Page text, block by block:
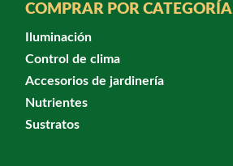
COMPRAR POR CATEGORÍA
Iluminación
Control de clima
Accesorios de jardinería
Nutrientes
Sustratos